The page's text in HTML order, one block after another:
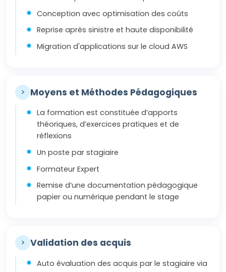
Conception avec optimisation des coûts
Reprise après sinistre et haute disponibilité
Migration d'applications sur le cloud AWS
> Moyens et Méthodes Pédagogiques
La formation est constituée d’apports
théoriques, d’exercices pratiques et de
réflexions
Un poste par stagiaire
Formateur Expert
Remise d’une documentation pédagogique
papier ou numérique pendant le stage
> Validation des acquis
Auto évaluation des acquis par le stagiaire via